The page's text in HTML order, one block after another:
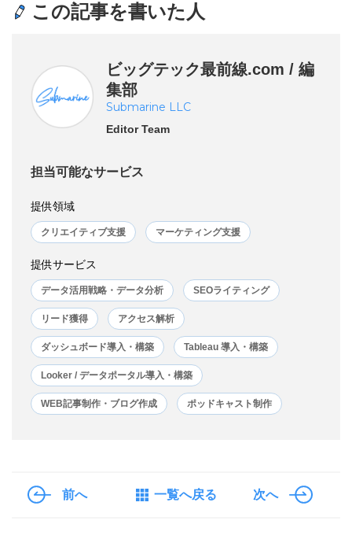
この記事を書いた人
ビッグテック最前線.com / 編
集部
Submarine LLC
Editor Team
担当可能なサービス
提供領域
クリエイティブ支援 マーケティング支援
提供サービス
データ活用戦略・データ分析 SEOライティング
リード獲得 アクセス解析
ダッシュボード導入・構築 Tableau 導入・構築
Looker / データポータル導入・構築
WEB記事制作・ブログ作成 ポッドキャスト制作
前へ 一覧へ戻る 次へ